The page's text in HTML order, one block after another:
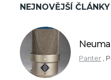
NEJNOVĚJŠÍ ČLÁNKY
Panter